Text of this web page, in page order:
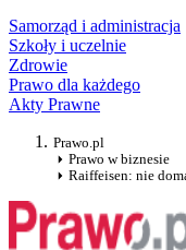
Samorząd i administracja
Szkoły i uczelnie
Zdrowie
Prawo dla każdego
Akty Prawne
Prawo.pl
Prawo w biznesie
Raiffeisen: nie